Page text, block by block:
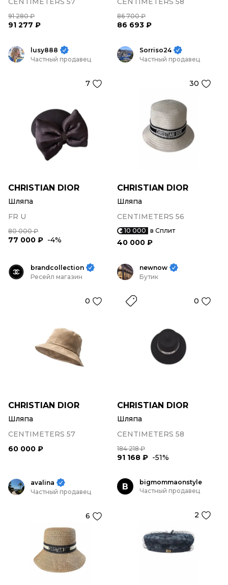
91 280 ₽
91 277 ₽
86 700 ₽
86 693 ₽
lusy888
Частный продавец
7
CHRISTIAN DIOR
Шляпа
FR U
80 000 ₽
77 000 ₽ -4%
Sorriso24
Частный продавец
30
CHRISTIAN DIOR
Шляпа
CENTIMETERS 56
10 000 в Сплит
40 000 ₽
brandcollection
Ресейл магазин
0
CHRISTIAN DIOR
Шляпа
CENTIMETERS 57
60 000 ₽
newnow
Бутик
0
CHRISTIAN DIOR
Шляпа
CENTIMETERS 58
184 218 ₽
91 168 ₽ -51%
avalina
Частный продавец
6
B
bigmommaonstyle
Частный продавец
2